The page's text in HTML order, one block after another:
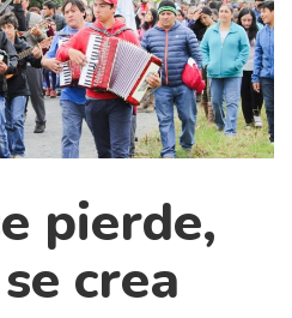
chilena
pierde,
crea